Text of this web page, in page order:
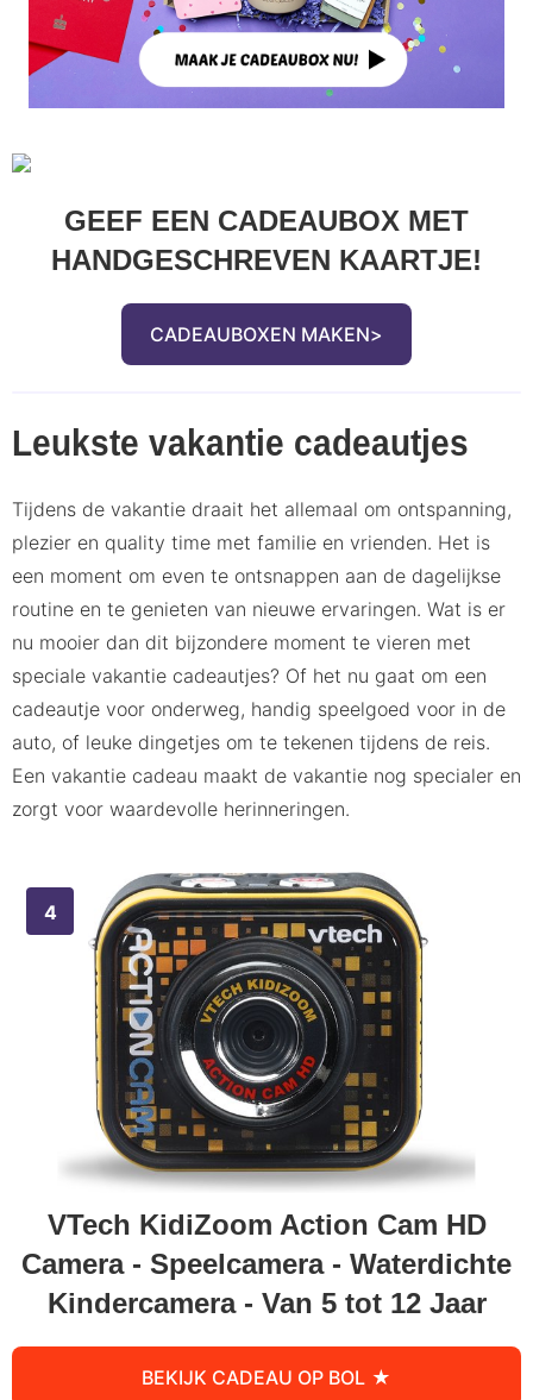
GEEF EEN CADEAUBOX MET
HANDGESCHREVEN KAARTJE!
CADEAUBOXEN MAKEN
Leukste vakantie cadeautjes
Tijdens de vakantie draait het allemaal om ontspanning,
plezier en quality time met familie en vrienden. Het is
een moment om even te ontsnappen aan de dagelijkse
routine en te genieten van nieuwe ervaringen. Wat is er
nu mooier dan dit bijzondere moment te vieren met
speciale vakantie cadeautjes? Of het nu gaat om een
cadeautje voor onderweg, handig speelgoed voor in de
auto, of leuke dingetjes om te tekenen tijdens de reis.
Een vakantie cadeau maakt de vakantie nog specialer en
zorgt voor waardevolle herinneringen.
VTech KidiZoom Action Cam HD
Camera - Speelcamera - Waterdichte
Kindercamera - Van 5 tot 12 Jaar
BEKIJK CADEAU OP BOL